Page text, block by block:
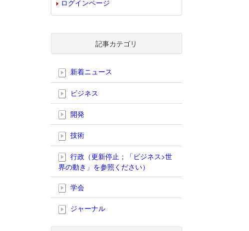
ログインページ
記事カテゴリ
新着ニュース
ビジネス
開発
技術
行政（更新停止；「ビジネス>世
界の動き」を参照ください）
学会
ジャーナル